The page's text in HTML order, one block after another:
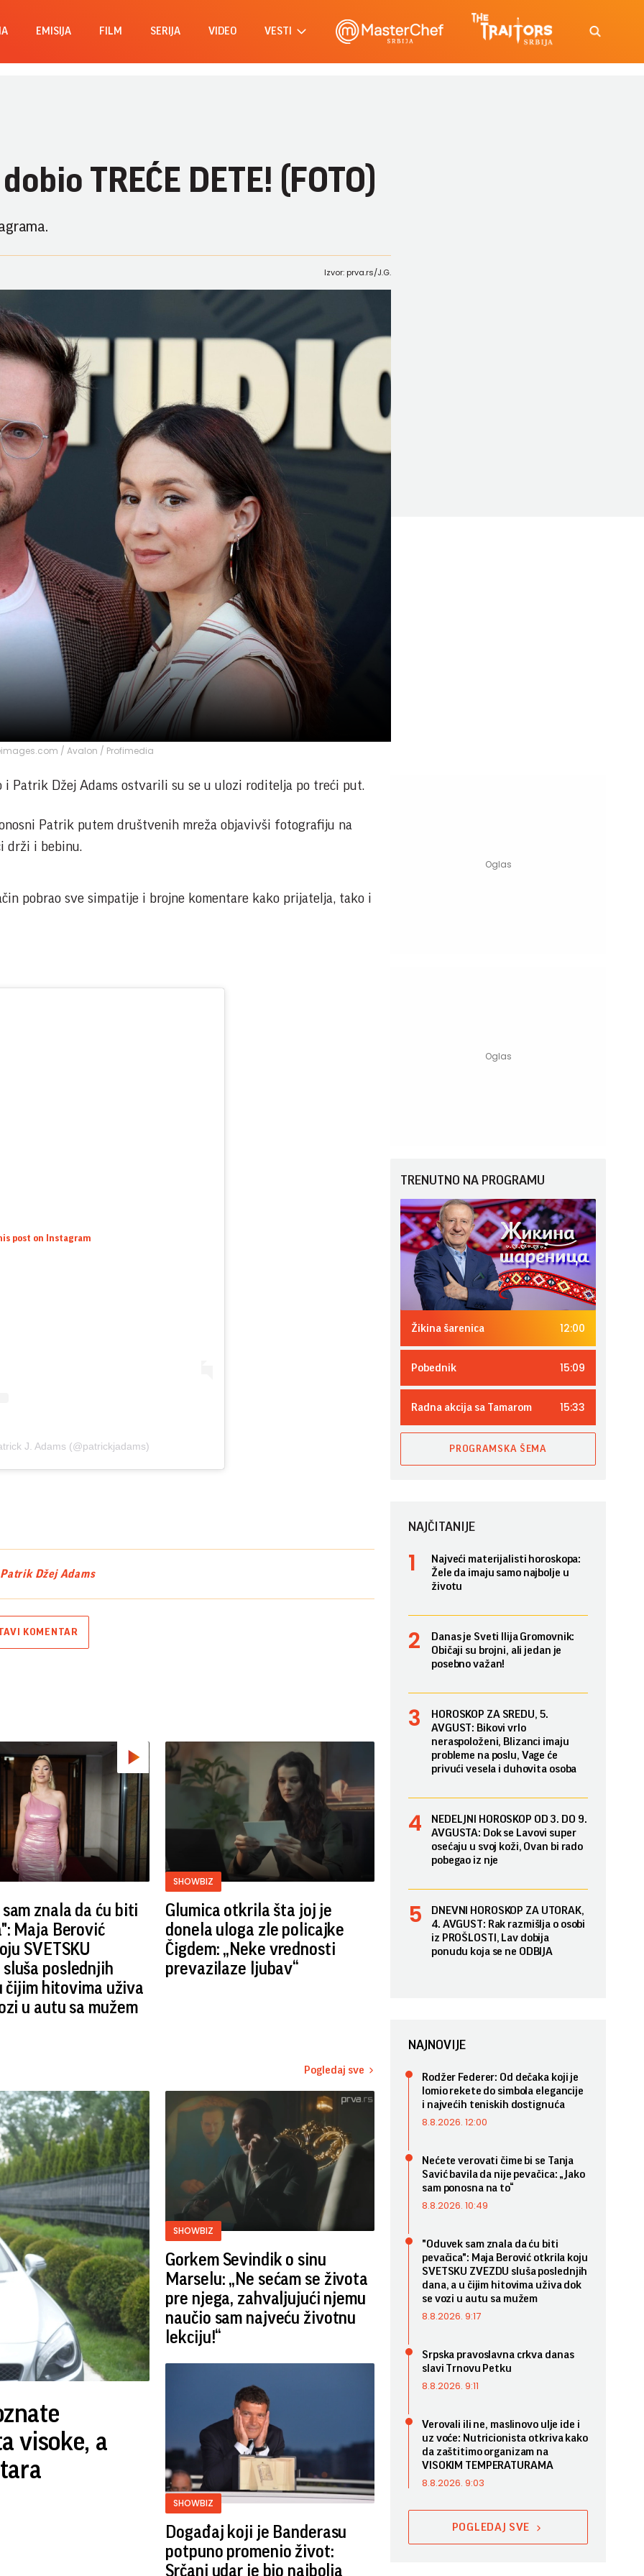
EMISIJA FILM SERIJA VIDEO VESTI
TREĆE DETE! (FOTO)
/ Avalon / Profimedia
Izvor: prva.rs/J.G.
i Patrik Džej Adams ostvarili su se u ulozi roditelja po treći put.
Patrik putem društvenih mreža objavivši fotografiju na
drži i bebinu.
pobrao sve simpatije i brojne komentare kako prijatelja, tako i
post on Instagram
J. Adams (@patrickjadams)
Patrik Džej Adams
KOMENTAR
znala da ću biti
Maja Berović
SVETSKU
sluša poslednjih
čijim hitovima uživa
u autu sa mužem
SHOWBIZ
Glumica otkrila šta joj je
donela uloga zle policajke
Čigdem: „Neke vrednosti
prevazilaze ljubav“
Pogledaj sve
visoke, a
SHOWBIZ
Gorkem Sevindik o sinu
Marselu: „Ne sećam se života
pre njega, zahvaljujući njemu
naučio sam najveću životnu
lekciju!“
SHOWBIZ
Događaj koji je Banderasu
potpuno promenio život:
Srčani udar je bio najbolja
TRENUTNO NA PROGRAMU
Žikina šarenica 12:00
Pobednik 15:09
Radna akcija sa Tamarom 15:33
PROGRAMSKA ŠEMA
NAJČITANIJE
Najveći materijalisti horoskopa:
Žele da imaju samo najbolje u
životu
Danas je Sveti Ilija Gromovnik:
Običaji su brojni, ali jedan je
posebno važan!
HOROSKOP ZA SREDU, 5.
AVGUST: Bikovi vrlo
neraspoloženi, Blizanci imaju
probleme na poslu, Vage će
privući vesela i duhovita osoba
NEDELJNI HOROSKOP OD 3. DO 9.
AVGUSTA: Dok se Lavovi super
osećaju u svoj koži, Ovan bi rado
pobegao iz nje
DNEVNI HOROSKOP ZA UTORAK,
4. AVGUST: Rak razmišlja o osobi
iz PROŠLOSTI, Lav dobija
ponudu koja se ne ODBIJA
NAJNOVIJE
Rodžer Federer: Od dečaka koji je
lomio rekete do simbola elegancije
i najvećih teniskih dostignuća
8.8.2026. 12:00
Nećete verovati čime bi se Tanja
Savić bavila da nije pevačica: „Jako
sam ponosna na to“
8.8.2026. 10:49
"Oduvek sam znala da ću biti
pevačica": Maja Berović otkrila koju
SVETSKU ZVEZDU sluša poslednjih
dana, a u čijim hitovima uživa dok
se vozi u autu sa mužem
8.8.2026. 9:17
Srpska pravoslavna crkva danas
slavi Trnovu Petku
8.8.2026. 9:11
Verovali ili ne, maslinovo ulje ide i
uz voće: Nutricionista otkriva kako
da zaštitimo organizam na
VISOKIM TEMPERATURAMA
8.8.2026. 9:03
POGLEDAJ SVE